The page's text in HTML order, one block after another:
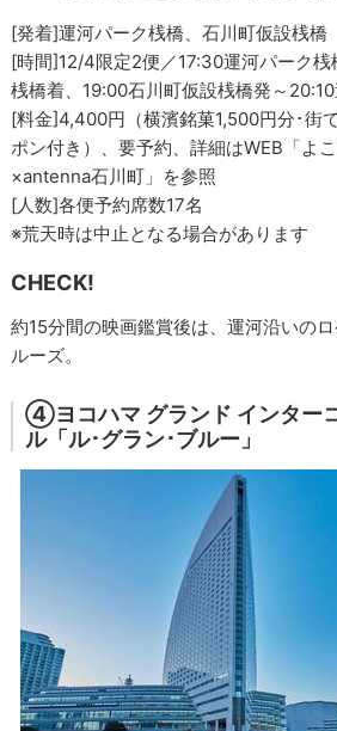
[発着]運河パーク桟橋、石川町仮設桟橋
[時間]12/4限定2便／17:30運河パーク
桟橋着、19:00石川町仮設桟橋発～
[料金]4,400円（横濱銘菓1,500円分･街
ポン付き）、要予約、詳細はWEB「よ
×antenna石川町」を参照
[人数]各便予約席数17名
※荒天時は中止となる場合があります
CHECK!
約15分間の映画鑑賞後は、運河沿いの
ルーズ。
④ヨコハマ グランド インター
ル「ル･グラン･ブルー」